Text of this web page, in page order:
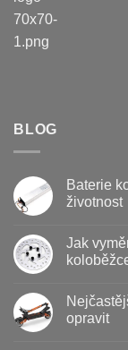
BLOG
Baterie
životnost
textu
s
koloběžky
kdy
Jak
u
textu
sopravit